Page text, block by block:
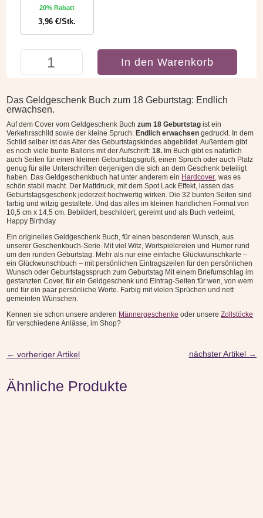
20% Rabatt
3,96 €/Stk.
Geldgeschenk
18.
Geburtstag
Menge
In den Warenkorb
Das Geldgeschenk Buch zum 18 Geburtstag: Endlich
erwachsen.
Auf dem Cover vom Geldgeschenk Buchzum 18 Geburtstag ist ein
Verkehrsschild sowie der kleine Spruch: Endlich erwachsen gedruckt. In dem
Schild selber ist das Alter des Geburtstagskindes abgebildet. Außerdem gibt
es noch viele bunte Ballons mit der Aufschrift:18. Im Buch gibt es natürlich
auch Seiten für einen kleinen Geburtstagsgruß, einen Spruch oder auch Platz
genug für alle Unterschriften derjenigen die sich an dem Geschenk beteiligt
haben. DasGeldgeschenkbuch hat unter anderem ein Hardcover, was es
schön stabil macht. Der Mattdruck, mit dem Spot Lack Effekt, lassen das
Geburtstagsgeschenk jederzeit hochwertig wirken. Die 32 bunten Seiten sind
farbig und witzig gestaltete. Und das alles im kleinen handlichen Format von
10,5 cm x 14,5 cm. Bebildert, beschildert, gereimt und als Buch verleimt,
Happy Birthday
Ein originelles Geldgeschenk Buch, für einen besonderen Wunsch, aus
unserer Geschenkbuch-Serie. Mit viel Witz, Wortspielereien und Humor rund
um den runden Geburtstag. Mehr als nur eine einfache Glückwunschkarte –
ein Glückwunschbuch – mit persönlichen Eintragszeilen für den persönlichen
Wunsch oder Geburtstagsspruch zum Geburtstag Mit einem Briefumschlag im
gestanzten Cover, für ein Geldgeschenk und Eintrag-Seiten für wen, von wem
und für ein paar persönliche Worte. Farbig mit vielen Sprüchen und nett
gemeinten Wünschen.
Kennen sie schon unsere anderen Männergeschenke oder unsereZollstöcke
für verschiedene Anlässe, im Shop?
←vorheriger Artikel nächster Artikel→
Ähnliche Produkte